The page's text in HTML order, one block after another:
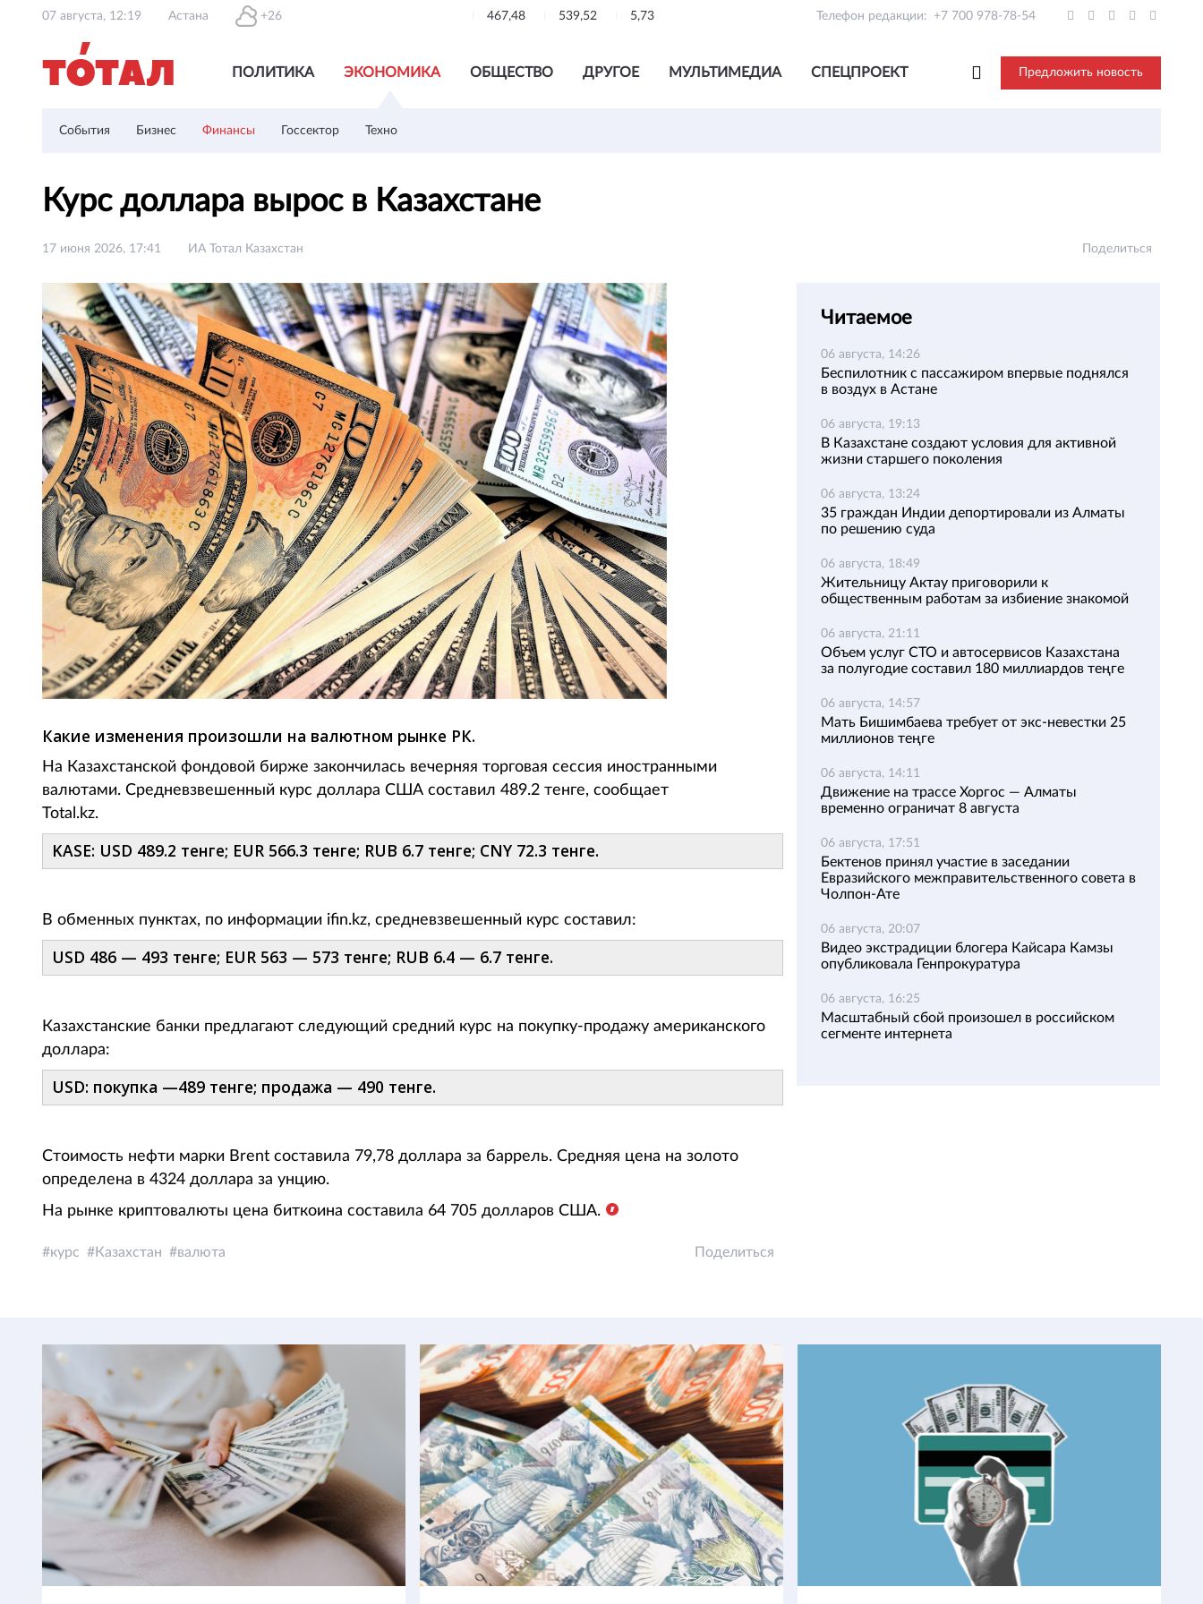
07 августа, 12:19 Астана +26 467,48 539,52 5,73 Телефон редакции: +7 700 978-78-54
ПОЛИТИКА ЭКОНОМИКА ОБЩЕСТВО ДРУГОЕ МУЛЬТИМЕДИА СПЕЦПРОЕКТ Предложить новость
События Бизнес Финансы Госсектор Техно
Курс доллара вырос в Казахстане
17 июня 2026, 17:41 ИА Тотал Казахстан Поделиться
Какие изменения произошли на валютном рынке РК.
На Казахстанской фондовой бирже закончилась вечерняя торговая сессия иностранными
валютами. Средневзвешенный курс доллара США составил 489.2 тенге, сообщает
Total.kz.
KASE: USD 489.2 тенге; EUR 566.3 тенге; RUB 6.7 тенге; CNY 72.3 тенге.
В обменных пунктах, по информации ifin.kz, средневзвешенный курс составил:
USD 486 — 493 тенге; EUR 563 — 573 тенге; RUB 6.4 — 6.7 тенге.
Казахстанские банки предлагают следующий средний курс на покупку-продажу американского
доллара:
USD: покупка —489 тенге; продажа — 490 тенге.
Стоимость нефти марки Brent составила 79,78 доллара за баррель. Средняя цена на золото
определена в 4324 доллара за унцию.
На рынке криптовалюты цена биткоина составила 64 705 долларов США.
курс Казахстан валюта Поделиться
Читаемое
06 августа, 14:26
Беспилотник с пассажиром впервые поднялся
в воздух в Астане
06 августа, 19:13
В Казахстане создают условия для активной
жизни старшего поколения
06 августа, 13:24
35 граждан Индии депортировали из Алматы
по решению суда
06 августа, 18:49
Жительницу Актау приговорили к
общественным работам за избиение знакомой
06 августа, 21:11
Объем услуг СТО и автосервисов Казахстана
за полугодие составил 180 миллиардов теңге
06 августа, 14:57
Мать Бишимбаева требует от экс-невестки 25
миллионов теңге
06 августа, 14:11
Движение на трассе Хоргос — Алматы
временно ограничат 8 августа
06 августа, 17:51
Бектенов принял участие в заседании
Евразийского межправительственного совета в
Чолпон-Ате
06 августа, 20:07
Видео экстрадиции блогера Кайсара Камзы
опубликовала Генпрокуратура
06 августа, 16:25
Масштабный сбой произошел в российском
сегменте интернета